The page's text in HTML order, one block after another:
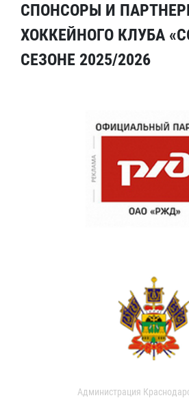
СПОНСОРЫ И
ХОККЕЙНОГО КЛУБА
СЕЗОНЕ 2025/2026
Администрация